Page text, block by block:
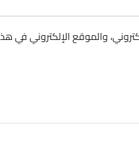
والموقع الإلكتروني في